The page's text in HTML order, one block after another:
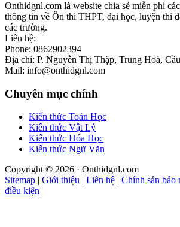
Onthidgnl.com là website chia sẻ miễn phí
thông tin về Ôn thi THPT, đại học, luyện thi
các trường.
Liên hệ:
Phone: 0862902394
Địa chỉ: P. Nguyễn Thị Thập, Trung Hoà,
Mail: info@onthidgnl.com
Chuyên mục chính
Kiến thức Toán Học
Kiến thức Vật Lý
Kiến thức Hóa Học
Kiến thức Ngữ Văn
Copyright © 2026 · Onthidgnl.com
Sitemap | Giới thiệu | Liên hệ | Chính sản bảo
điều kiện